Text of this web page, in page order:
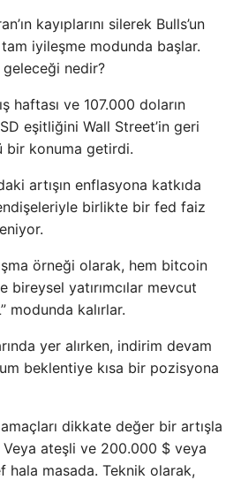
kayıplarını silerek Bulls’un
iyileşme modunda başlar.
nedir?
haftası ve 107.000 doların
eşitliğini Wall Street’in geri
bir konuma getirdi.
artışın enflasyona katkıda
birlikte bir fed faiz
örneği olarak, hem bitcoin
bireysel yatırımcılar mevcut
modunda kalırlar.
yer alırken, indirim devam
beklentiye kısa bir pozisyona
amaçları dikkate değer bir artışla
ateşli ve 200.000 $ veya
hala masada. Teknik olarak,